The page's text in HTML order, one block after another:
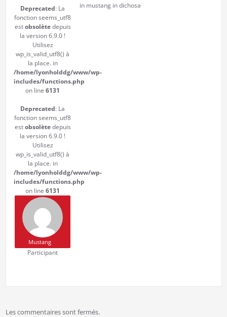
Deprecated: La
fonction seems_utf8
estobsolètedepuis
la version 6.9.0 !
Utilisez
wp_is_valid_utf8() à
la place. in
/home/lyonholddg/www/wp-
includes/functions.php
on line 6131
Deprecated: La
fonction seems_utf8
estobsolètedepuis
la version 6.9.0 !
Utilisez
wp_is_valid_utf8() à
la place. in
/home/lyonholddg/www/wp-
includes/functions.php
on line 6131
Mustang
Participant
in mustang in dichosa
Les commentaires sont fermés.